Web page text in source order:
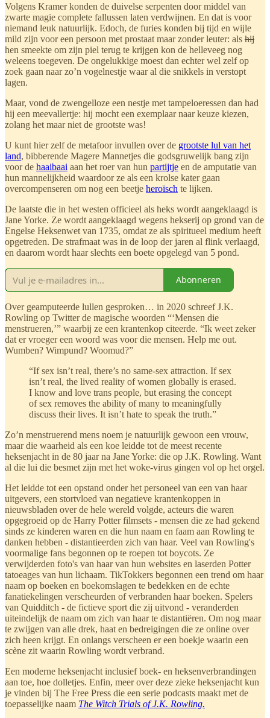
Volgens Kramer konden de duivelse serpenten door middel van
zwarte magie complete fallussen laten verdwijnen. En dat is voor
niemand leuk natuurlijk. Edoch, de furies konden bij tijd en wijle
mild zijn voor een persoon met prostaat maar zonder leuter: als hij
hen smeekte om zijn piel terug te krijgen kon de helleveeg nog
weleens toegeven. De ongelukkige moest dan echter wel zelf op
zoek gaan naar zo’n vogelnestje waar al die snikkels in verstopt
lagen.
Maar, vond de zwengelloze een nestje met tampeloeressen dan had
hij een meevallertje: hij mocht een exemplaar naar keuze kiezen,
zolang het maar niet de grootste was!
U kunt hier zelf de metafoor invullen over de grootste lul van het
land, bibberende Magere Mannetjes die godsgruwelijk bang zijn
voor de haaibaai aan het roer van hun partijtje en de amputatie van
hun mannelijkheid waardoor ze als een krolse kater gaan
overcompenseren om nog een beetje heroïsch te lijken.
De laatste die in het westen officieel als heks wordt aangeklaagd is
Jane Yorke. Ze wordt aangeklaagd wegens hekserij op grond van de
Engelse Heksenwet van 1735, omdat ze als spiritueel medium heeft
opgetreden. De strafmaat was in de loop der jaren al flink verlaagd,
en daarom wordt haar slechts een boete opgelegd van 5 pond.
Abonneren
Over geamputeerde lullen gesproken… in 2020 schreef J.K.
Rowling op Twitter de magische woorden “‘Mensen die
menstrueren,’” waarbij ze een krantenkop citeerde. “Ik weet zeker
dat er vroeger een woord was voor die mensen. Help me out.
Wumben? Wimpund? Woomud?”
“If sex isn’t real, there’s no same-sex attraction. If sex
isn’t real, the lived reality of women globally is erased.
I know and love trans people, but erasing the concept
of sex removes the ability of many to meaningfully
discuss their lives. It isn’t hate to speak the truth.”
Zo’n menstruerend mens noem je natuurlijk gewoon een vrouw,
maar die waarheid als een koe leidde tot de meest recente
heksenjacht in de 80 jaar na Jane Yorke: die op J.K. Rowling. Want
al die lui die besmet zijn met het woke-virus gingen vol op het orgel.
Het leidde tot een opstand onder het personeel van een van haar
uitgevers, een stortvloed van negatieve krantenkoppen in
nieuwsbladen over de hele wereld volgde, acteurs die waren
opgegroeid op de Harry Potter filmsets - mensen die ze had gekend
sinds ze kinderen waren en die hun naam en faam aan Rowling te
danken hebben - distantieerden zich van haar. Veel van Rowling's
voormalige fans begonnen op te roepen tot boycots. Ze
verwijderden foto's van haar van hun websites en laserden Potter
tatoeages van hun lichaam. TikTokkers begonnen een trend om haar
naam op boeken en boekomslagen te bedekken en de echte
fanatiekelingen verscheurden of verbranden haar boeken. Spelers
van Quidditch - de fictieve sport die zij uitvond - veranderden
uiteindelijk de naam om zich van haar te distantiëren. Om nog maar
te zwijgen van alle drek, haat en bedreigingen die ze online over
zich heen krijgt. En onlangs verscheen er een boekje waarin een
scène zit waarin Rowling wordt verbrand.
Een moderne heksenjacht inclusief boek- en heksenverbrandingen
aan toe, hoe dolletjes. Enfin, meer over deze zieke heksenjacht kun
je vinden bij The Free Press die een serie podcasts maakt met de
toepasselijke naam The Witch Trials of J.K. Rowling.